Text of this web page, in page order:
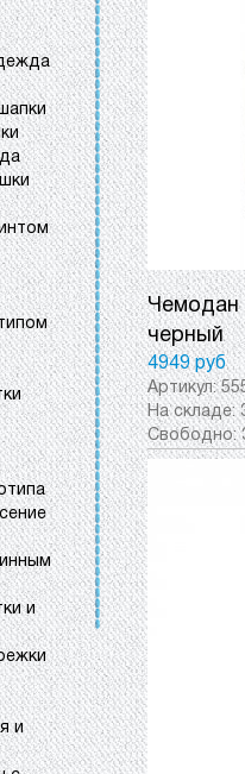
и
и
Чемодан
черный
4949 руб
Артикул:
На складе:
Свободно: